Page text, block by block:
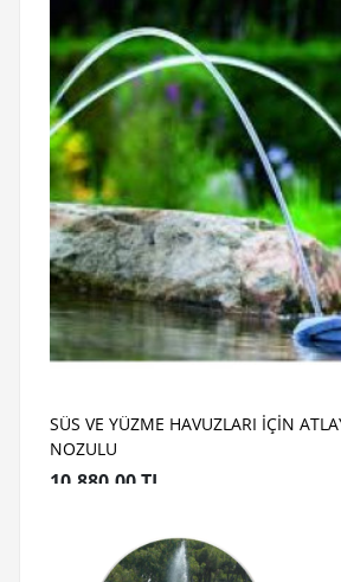
SÜS VE YÜZME HAVUZLARI İÇİN
NOZULU
10,880.00 TL